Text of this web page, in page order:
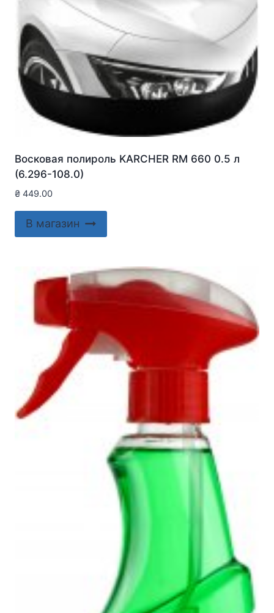
Восковая полироль KARCHER RM 660 0.5 л
(6.296-108.0)
₴ 449.00
В магазин